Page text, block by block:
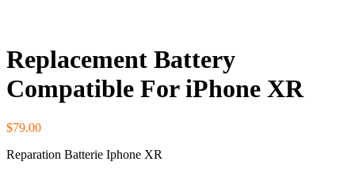
Replacement Battery
Compatible For iPhone XR
$79.00
Reparation Batterie Iphone XR